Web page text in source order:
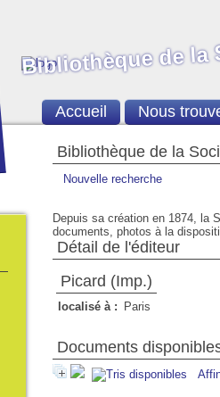
Bibliothèque de la
Nouvelle recherche
Depuis sa création en 1874, la
documents, photos à la
Détail de l'éditeur
Picard (Imp.)
localisé à : Paris
Documents
Bibliothèque de la
Accueil Nous